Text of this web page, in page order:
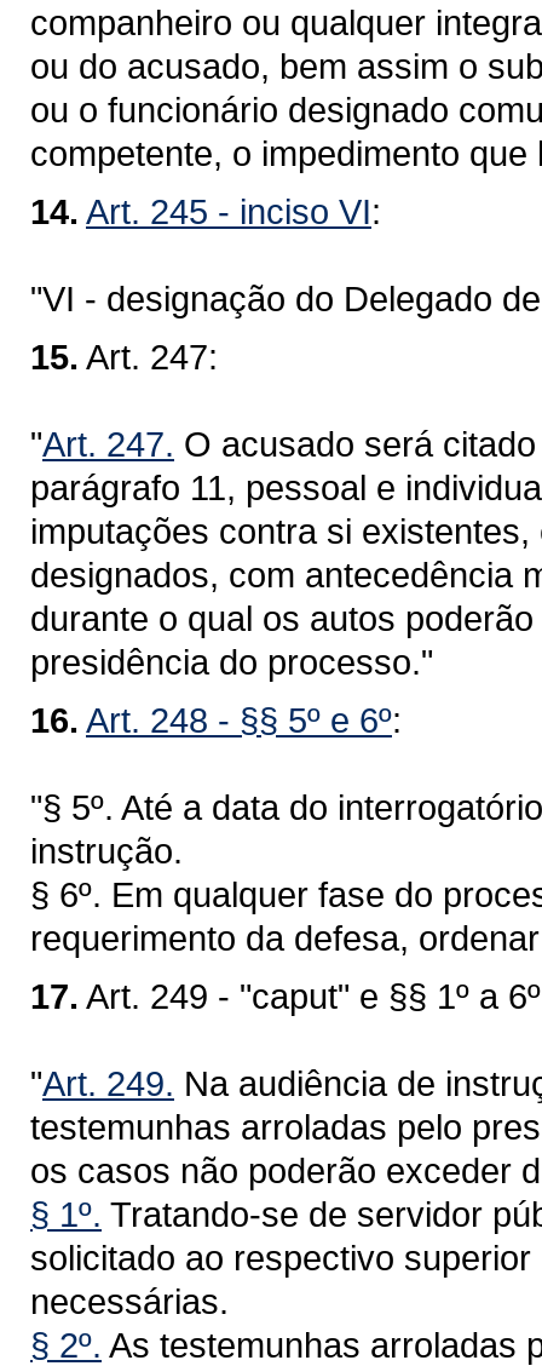
companheiro ou qualquer
ou do acusado, bem assim o
ou o funcionário designado
competente, o impedimento que
14. Art. 245 - inciso VI:
"VI - designação do Delegado
15. Art. 247:
"Art. 247. O acusado será
parágrafo 11, pessoal e
imputações contra si
designados, com antecedência
durante o qual os autos
presidência do processo."
16. Art. 248 - §§ 5º e 6º:
"§ 5º. Até a data do
instrução.
§ 6º. Em qualquer fase do
requerimento da defesa,
17. Art. 249 - "caput" e §§ 1º a
"Art. 249. Na audiência de
testemunhas arroladas pelo
os casos não poderão exceder
§ 1º. Tratando-se de servidor
solicitado ao respectivo
necessárias.
§ 2º. As testemunhas arroladas